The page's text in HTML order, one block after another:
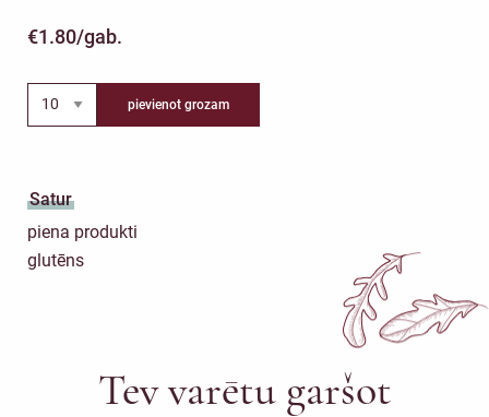
€1.80/gab.
pievienot grozam
Satur
piena produkti
glutēns
Tev varētu garšot